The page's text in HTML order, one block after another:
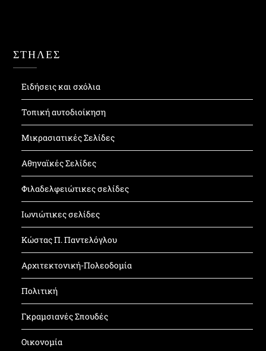
ΣΤΗΛΕΣ
Ειδήσεις και σχόλια
Τοπική αυτοδιοίκηση
Μικρασιατικές Σελίδες
Αθηναϊκές Σελίδες
Φιλαδελφειώτικες σελίδες
Ιωνιώτικες σελίδες
Κώστας Π. Παντελόγλου
Αρχιτεκτονική-Πολεοδομία
Πολιτική
Γκραμσιανές Σπουδές
Οικονομία